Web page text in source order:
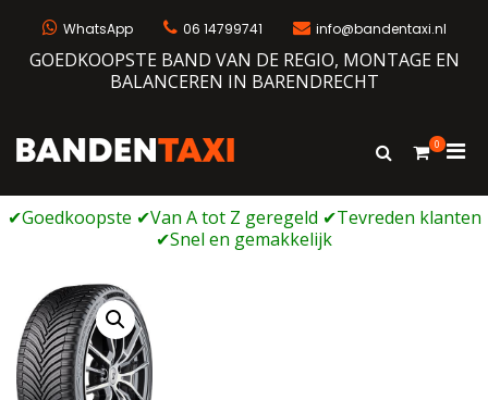
WhatsApp 06 14799741 info@bandentaxi.nl
GOEDKOOPSTE BAND VAN DE REGIO, MONTAGE EN
BALANCEREN IN BARENDRECHT
Bandengarage met eigen webshop
Toon
0
voor